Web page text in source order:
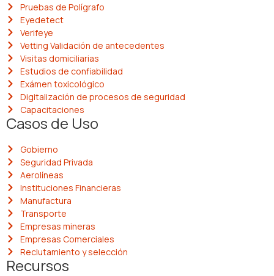
Pruebas de Polígrafo
Eyedetect
Verifeye
Vetting Validación de antecedentes
Visitas domiciliarias
Estudios de confiabilidad
Exámen toxicológico
Digitalización de procesos de seguridad
Capacitaciones
Casos de Uso
Gobierno
Seguridad Privada
Aerolíneas
Instituciones Financieras
Manufactura
Transporte
Empresas mineras
Empresas Comerciales
Reclutamiento y selección
Recursos